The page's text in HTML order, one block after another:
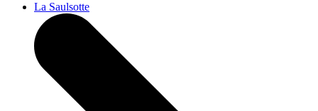
La Saulsotte